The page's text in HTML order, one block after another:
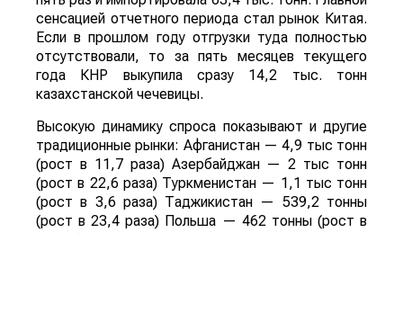
сенсацией отчетного периода стал рынок Китая.
Если в прошлом году отгрузки туда полностью
отсутствовали, то за пять месяцев текущего
года КНР выкупила сразу 14,2 тыс. тонн
казахстанской чечевицы.
Высокую динамику спроса показывают и другие
традиционные рынки: Афганистан — 4,9 тыс тонн
(рост в 11,7 раза) Азербайджан — 2 тыс тонн
(рост в 22,6 раза) Туркменистан — 1,1 тыс тонн
(рост в 3,6 раза) Таджикистан — 539,2 тонны
(рост в 23,4 раза) Польша — 462 тонны (рост в